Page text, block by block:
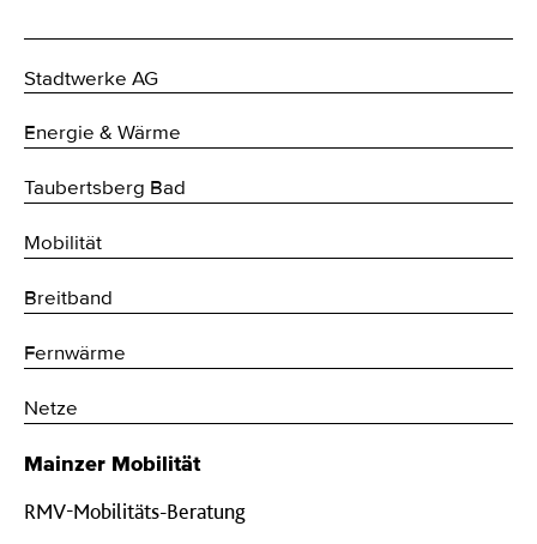
Stadtwerke AG
Energie & Wärme
Taubertsberg Bad
Mobilität
Breitband
Fernwärme
Netze
Mainzer Mobilität
RMV-Mobilitäts-Beratung